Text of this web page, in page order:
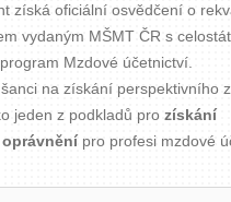
získá oficiální osvědčení o
vydaným MŠMT ČR s
Mzdové účetnictví.
šanci na získání perspektivního
jeden z podkladů prozískání
pro profesi mzdové